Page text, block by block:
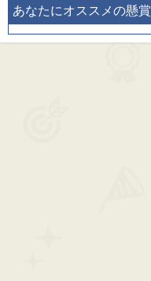
あなたにオススメの懸賞